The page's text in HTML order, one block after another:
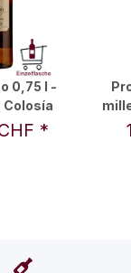
0,75 l -
Colosía
*